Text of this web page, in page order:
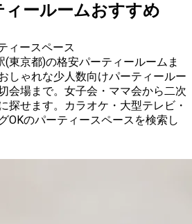
ィールームおすすめ
ィースペース
東京都)の格安パーティールームま
しゃれな少人数向けパーティールー
会場まで。女子会・ママ会から二次
探せます。カラオケ・大型テレビ・
OKのパーティースペースを検索し